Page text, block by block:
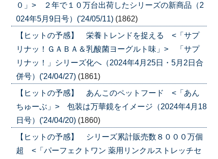
０」> ２年で１０万台出荷したシリーズの新商品（2
024年5月9日号）('24/05/11) (1862)
【ヒットの予感】 栄養トレンドを捉える <「サプ
リナッ！ＧＡＢＡ＆乳酸菌ヨーグルト味」> 「サプ
リナッ！」シリーズ化へ（2024年4月25日・5月2日合
併号）('24/04/27) (1861)
【ヒットの予感】 あんこのペットフード <「あん
ちゅーぶ」> 包装は万華鏡をイメージ（2024年4月18
日号）('24/04/20) (1860)
【ヒットの予感】 シリーズ累計販売数８０００万個
超 <「パーフェクトワン 薬用リンクルストレッチセ